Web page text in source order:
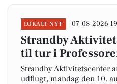
LOKALT NYT 07-08-2026
Strandby
til tur i
Strandby Aktivitetscenter
udflugt, mandag den 10.